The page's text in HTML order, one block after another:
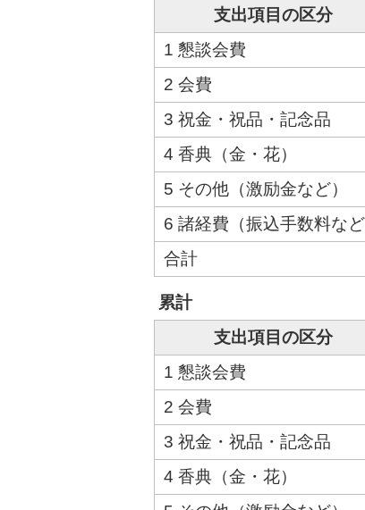
支出項目の区分
1 懇談会費
2 会費
3 祝金・祝品・記念品
4 香典（金・花）
5 その他（激励金など）
6 諸経費（振込手数料など
合計
累計
支出項目の区分
1 懇談会費
2 会費
3 祝金・祝品・記念品
4 香典（金・花）